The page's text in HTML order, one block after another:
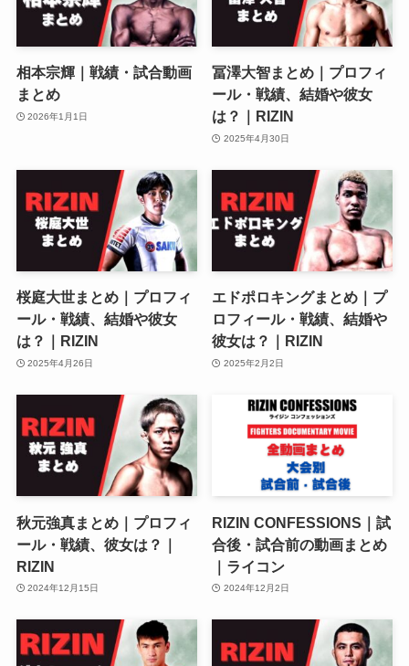
相本宗輝｜戦績・試合動画
まとめ
2026年1月1日
冨澤大智まとめ｜プロフィ
ール・戦績、結婚や彼女
は？｜RIZIN
2025年4月30日
桜庭大世まとめ｜プロフィ
ール・戦績、結婚や彼女
は？｜RIZIN
2025年4月26日
エドポロキングまとめ｜プ
ロフィール・戦績、結婚や
彼女は？｜RIZIN
2025年2月2日
秋元強真まとめ｜プロフィ
ール・戦績、彼女は？｜
RIZIN
2024年12月15日
RIZIN CONFESSIONS｜試
合後・試合前の動画まとめ
｜ライコン
2024年12月2日